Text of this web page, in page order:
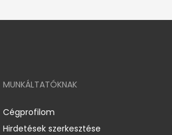
MUNKÁLTATÓKNAK
Cégprofilom
Hirdetések szerkesztése